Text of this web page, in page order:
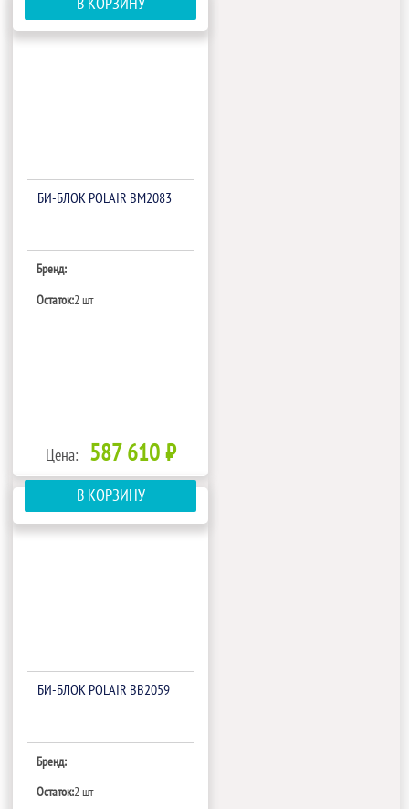
БИ‑БЛОК POLAIR BM2083
Бренд:
Остаток:2 шт
Цена: 587 610 ₽
В КОРЗИНУ
БИ‑БЛОК POLAIR BB2059
Бренд:
Остаток:2 шт